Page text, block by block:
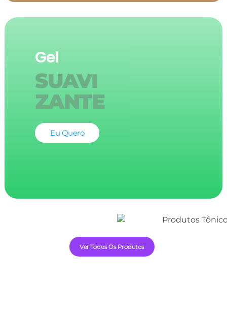
Gel
SUAVI
ZANTE
Eu Quero
Ver Todos Os Produtos